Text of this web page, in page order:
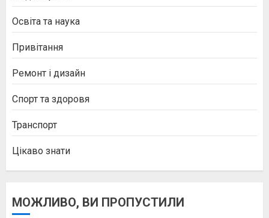
Освіта та наука
Привітання
Ремонт і дизайн
Спорт та здоровя
Транспорт
Цікаво знати
МОЖЛИВО, ВИ ПРОПУСТИЛИ